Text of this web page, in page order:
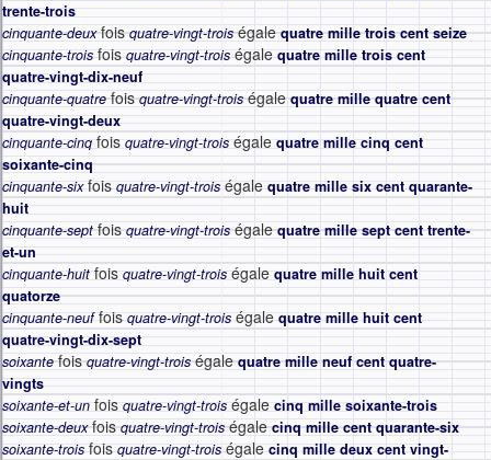
trente-trois
cinquante-deuxfoisquatre-vingt-troiségalequatre mille trois cent seize
cinquante-trois fois quatre-vingt-trois égale quatre mille trois cent
quatre-vingt-dix-neuf
cinquante-quatrefoisquatre-vingt-troiségalequatre mille quatre cent
quatre-vingt-deux
cinquante-cinq fois quatre-vingt-trois égale quatre mille cinq cent
soixante-cinq
cinquante-sixfois quatre-vingt-trois égale quatre mille six cent quarante-
huit
cinquante-septfoisquatre-vingt-troiségalequatre mille sept cent trente-
et-un
cinquante-huit fois quatre-vingt-trois égale quatre mille huit cent
quatorze
cinquante-neuffois quatre-vingt-trois égale quatre mille huit cent
quatre-vingt-dix-sept
soixantefoisquatre-vingt-troiségalequatre mille neuf cent quatre-
vingts
soixante-et-un fois quatre-vingt-trois égale cinq mille soixante-trois
soixante-deuxfoisquatre-vingt-troiségalecinq mille cent quarante-six
soixante-trois fois quatre-vingt-trois égale cinq mille deux cent vingt-